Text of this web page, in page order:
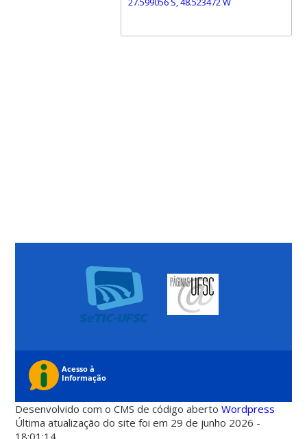
Desenvolvido com o CMS de código abertoWordpress
Última atualização do site foi em 29 de junho 2026 -
18:01:14